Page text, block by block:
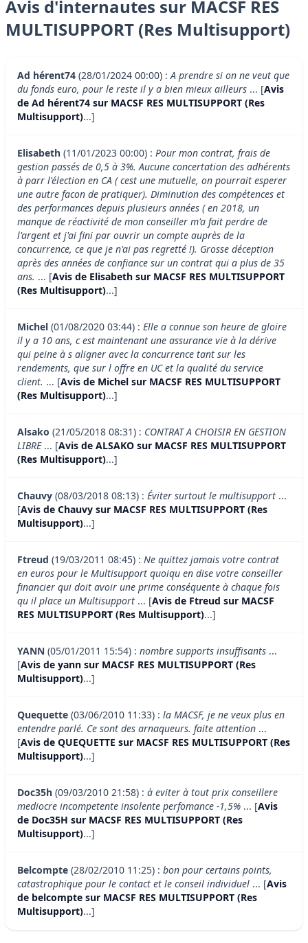
Avis d'internautes sur MACSF RES
MULTISUPPORT (Res Multisupport)
Ad hérent74 (28/01/2024 00:00) :A prendre si on ne veut que
du fonds euro, pour le reste il y a bien mieux ailleurs ... [Avis
de Ad hérent74 sur MACSF RES MULTISUPPORT (Res
Multisupport)...]
Elisabeth (11/01/2023 00:00) : Pour mon contrat, frais de
gestion passés de 0,5 à 3%. Aucune concertation des adhérents
à parr l'élection en CA ( cest une mutuelle, on pourrait esperer
une autre facon de pratiquer). Diminution des compétences et
des performances depuis plusieurs années ( en 2018, un
manque de réactivité de mon conseiller m'a fait perdre de
l'argent et j'ai fini par ouvrir un compte auprès de la
concurrence, ce que je n'ai pas regretté !). Grosse déception
après des années de confiance sur un contrat qui a plus de 35
ans. ... [Avis de Elisabeth sur MACSF RES MULTISUPPORT
(Res Multisupport)...]
Michel (01/08/2020 03:44) : Elle a connue son heure de gloire
il y a 10 ans, c est maintenant une assurance vie à la dérive
qui peine à s aligner avec la concurrence tant sur les
rendements, que sur l offre en UC et la qualité du service
client. ... [Avis de Michel sur MACSF RES MULTISUPPORT
(Res Multisupport)...]
Alsako (21/05/2018 08:31) : CONTRAT A CHOISIR EN GESTION
LIBRE... [Avis de ALSAKO sur MACSF RES MULTISUPPORT
(Res Multisupport)...]
Chauvy (08/03/2018 08:13) : Éviter surtout le multisupport ...
[Avis de Chauvy sur MACSF RES MULTISUPPORT (Res
Multisupport)...]
Ftreud (19/03/2011 08:45) : Ne quittez jamais votre contrat
en euros pour le Multisupport quoiqu en dise votre conseiller
financier qui doit avoir une prime conséquente à chaque fois
qu il place un Multisupport ... [Avis de Ftreud sur MACSF
RES MULTISUPPORT (Res Multisupport)...]
YANN (05/01/2011 15:54) : nombre supports insuffisants ...
[Avis de yann sur MACSF RES MULTISUPPORT (Res
Multisupport)...]
Quequette (03/06/2010 11:33) : la MACSF, je ne veux plus en
entendre parlé. Ce sont des arnaqueurs. faite attention ...
[Avis de QUEQUETTE sur MACSF RES MULTISUPPORT (Res
Multisupport)...]
Doc35h (09/03/2010 21:58) : à eviter à tout prix conseillere
mediocre incompetente insolente perfomance -1,5% ... [Avis
de Doc35H sur MACSF RES MULTISUPPORT (Res
Multisupport)...]
Belcompte (28/02/2010 11:25) : bon pour certains points,
catastrophique pour le contact et le conseil individuel ... [Avis
de belcompte sur MACSF RES MULTISUPPORT (Res
Multisupport)...]